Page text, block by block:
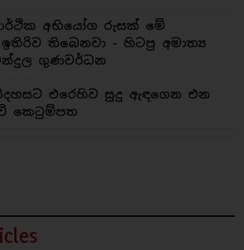
ආර්ථික අභියෝග රුසක් මේ
තිබෙනවා - හිටපු අමාත්‍ය
ගුණවර්ධන
එරෙහිව සුදු ඇඳගෙන එන
කෙටුම්පත